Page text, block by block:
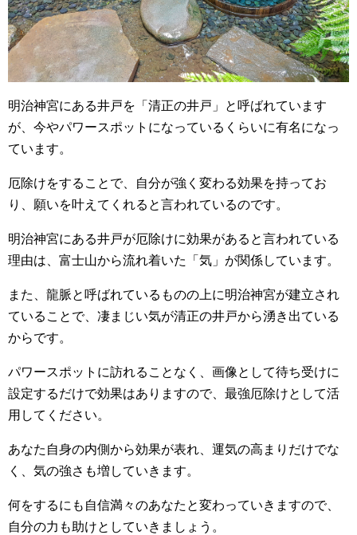
明治神宮にある井戸を「清正の井戸」と呼ばれています
が、今やパワースポットになっているくらいに有名になっ
ています。
厄除けをすることで、自分が強く変わる効果を持ってお
り、願いを叶えてくれると言われているのです。
明治神宮にある井戸が厄除けに効果があると言われている
理由は、富士山から流れ着いた「気」が関係しています。
また、龍脈と呼ばれているものの上に明治神宮が建立され
ていることで、凄まじい気が清正の井戸から湧き出ている
からです。
パワースポットに訪れることなく、画像として待ち受けに
設定するだけで効果はありますので、最強厄除けとして活
用してください。
あなた自身の内側から効果が表れ、運気の高まりだけでな
く、気の強さも増していきます。
何をするにも自信満々のあなたと変わっていきますので、
自分の力も助けとしていきましょう。